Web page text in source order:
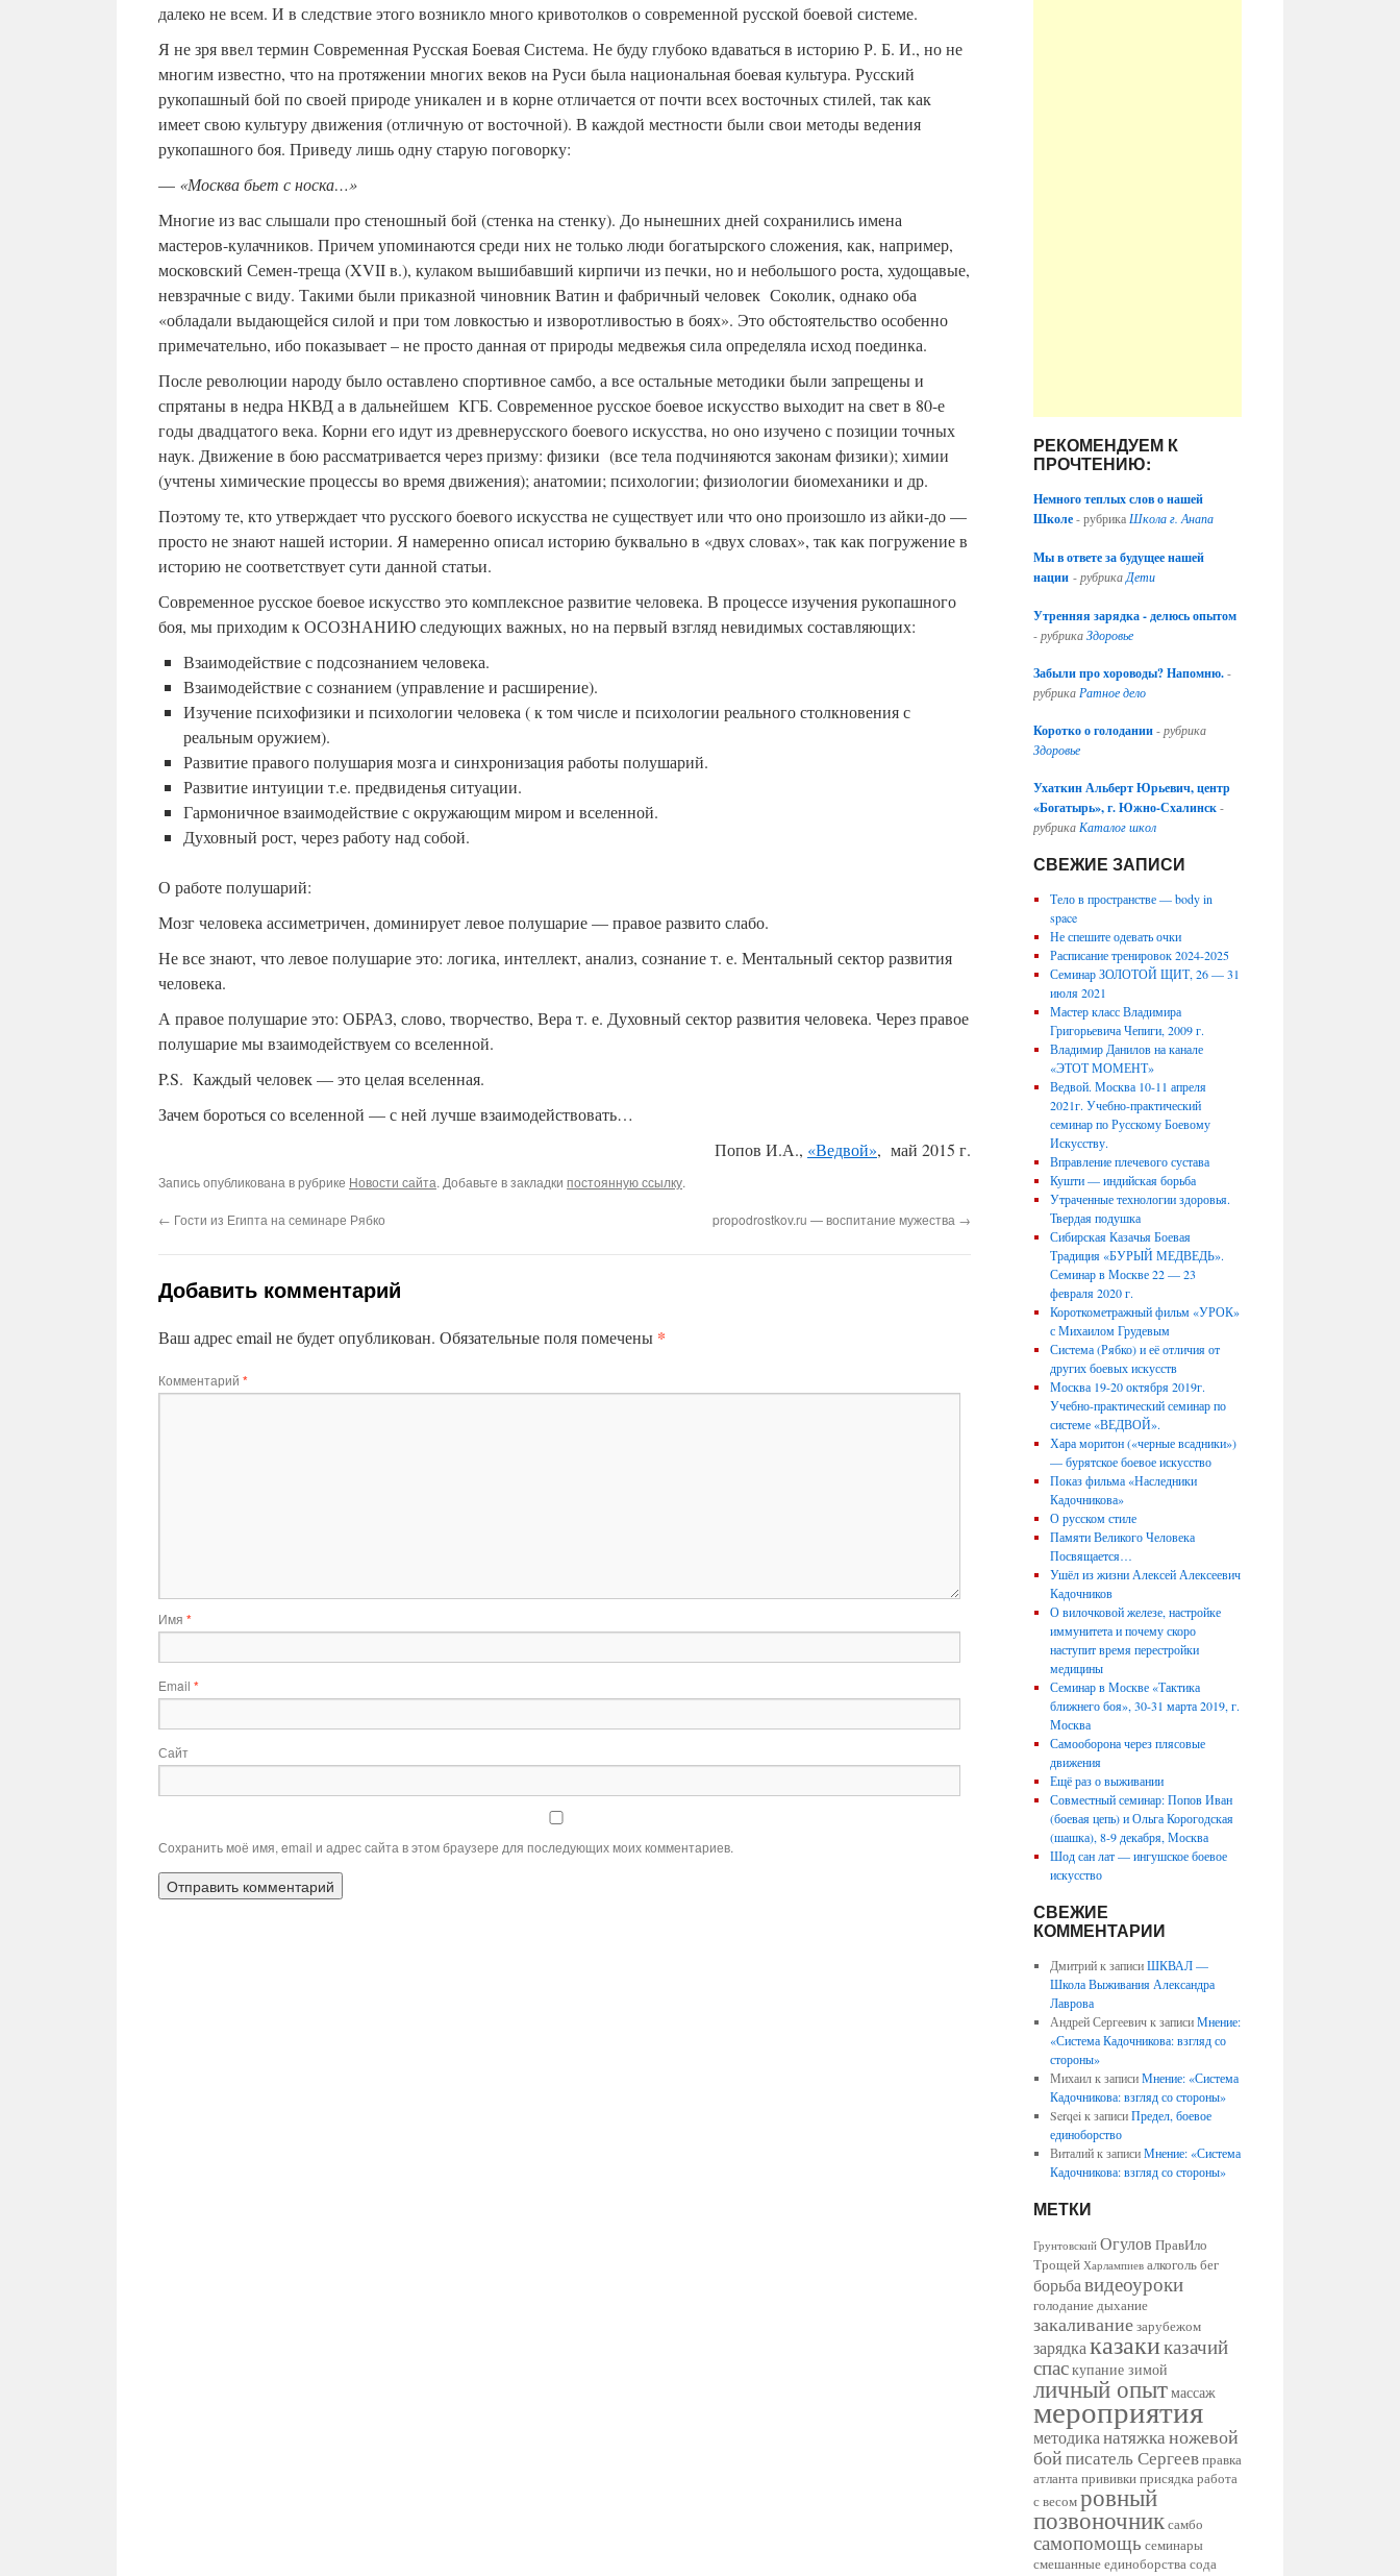
далеко не всем. И в следствие этого возникло много кривотолков о современной русской боевой системе.
Я не зря ввел термин Современная Русская Боевая Система. Не буду глубоко вдаваться в историю Р. Б. И., но не
многим известно, что на протяжении многих веков на Руси была национальная боевая культура. Русский
рукопашный бой по своей природе уникален и в корне отличается от почти всех восточных стилей, так как
имеет свою культуру движения (отличную от восточной). В каждой местности были свои методы ведения
рукопашного боя. Приведу лишь одну старую поговорку:
— «Москва бьет с носка…»
Многие из вас слышали про стеношный бой (стенка на стенку). До нынешних дней сохранились имена
мастеров-кулачников. Причем упоминаются среди них не только люди богатырского сложения, как, например,
московский Семен-треща (XVII в.), кулаком вышибавший кирпичи из печки, но и небольшого роста, худощавые,
невзрачные с виду. Такими были приказной чиновник Ватин и фабричный человек Соколик, однако оба
«обладали выдающейся силой и при том ловкостью и изворотливостью в боях». Это обстоятельство особенно
примечательно, ибо показывает – не просто данная от природы медвежья сила определяла исход поединка.
После революции народу было оставлено спортивное самбо, а все остальные методики были запрещены и
спрятаны в недра НКВД а в дальнейшем КГБ. Современное русское боевое искусство выходит на свет в 80-е
годы двадцатого века. Корни его идут из древнерусского боевого искусства, но оно изучено с позиции точных
наук. Движение в бою рассматривается через призму: физики (все тела подчиняются законам физики); химии
(учтены химические процессы во время движения); анатомии; психологии; физиологии биомеханики и др.
Поэтому те, кто утверждает что русского боевого искусства не существует или что оно произошло из айки-до —
просто не знают нашей истории. Я намеренно описал историю буквально в «двух словах», так как погружение в
историю не соответствует сути данной статьи.
Современное русское боевое искусство это комплексное развитие человека. В процессе изучения рукопашного
боя, мы приходим к ОСОЗНАНИЮ следующих важных, но на первый взгляд невидимых составляющих:
Взаимодействие с подсознанием человека.
Взаимодействие с сознанием (управление и расширение).
Изучение психофизики и психологии человека ( к том числе и психологии реального столкновения с
реальным оружием).
Развитие правого полушария мозга и синхронизация работы полушарий.
Развитие интуиции т.е. предвиденья ситуации.
Гармоничное взаимодействие с окружающим миром и вселенной.
Духовный рост, через работу над собой.
О работе полушарий:
Мозг человека ассиметричен, доминирует левое полушарие — правое развито слабо.
Не все знают, что левое полушарие это: логика, интеллект, анализ, сознание т. е. Ментальный сектор развития
человека.
А правое полушарие это: ОБРАЗ, слово, творчество, Вера т. е. Духовный сектор развития человека. Через правое
полушарие мы взаимодействуем со вселенной.
P.S. Каждый человек — это целая вселенная.
Зачем бороться со вселенной — с ней лучше взаимодействовать…
Попов И.А., «Ведвой», май 2015 г.
Запись опубликована в рубрике Новости сайта. Добавьте в закладки постоянную ссылку.
← Гости из Египта на семинаре Рябко propodrostkov.ru — воспитание мужества →
Добавить комментарий
Ваш адрес email не будет опубликован. Обязательные поля помечены *
Комментарий *
Имя *
Email *
Сайт
Сохранить моё имя, email и адрес сайта в этом браузере для последующих моих комментариев.
РЕКОМЕНДУЕМ К
ПРОЧТЕНИЮ:
Немного теплых слов о нашей
Школе- рубрика Школа г. Анапа
Мы в ответе за будущее нашей
нации -рубрикаДети
Утренняя зарядка - делюсь опытом
-рубрикаЗдоровье
Забыли про хороводы? Напомню.-
рубрика Ратное дело
Коротко о голодании-рубрика
Здоровье
Ухаткин Альберт Юрьевич, центр
«Богатырь», г. Южно-Схалинск-
рубрика Каталог школ
СВЕЖИЕ ЗАПИСИ
Тело в пространстве — body in
space
Не спешите одевать очки
Расписание тренировок 2024-2025
Семинар ЗОЛОТОЙ ЩИТ, 26 — 31
июля 2021
Мастер класс Владимира
Григорьевича Чепиги, 2009 г.
Владимир Данилов на канале
«ЭТОТ МОМЕНТ»
Ведвой. Москва 10-11 апреля
2021г. Учебно-практический
семинар по Русскому Боевому
Искусству.
Вправление плечевого сустава
Кушти — индийская борьба
Утраченные технологии здоровья.
Твердая подушка
Сибирская Казачья Боевая
Традиция «БУРЫЙ МЕДВЕДЬ».
Семинар в Москве 22 — 23
февраля 2020 г.
Короткометражный фильм «УРОК»
с Михаилом Грудевым
Система (Рябко) и её отличия от
других боевых искусств
Москва 19-20 октября 2019г.
Учебно-практический семинар по
системе «ВЕДВОЙ».
Хара моритон («черные всадники»)
— бурятское боевое искусство
Показ фильма «Наследники
Кадочникова»
О русском стиле
Памяти Великого Человека
Посвящается…
Ушёл из жизни Алексей Алексеевич
Кадочников
О вилочковой железе, настройке
иммунитета и почему скоро
наступит время перестройки
медицины
Семинар в Москве «Тактика
ближнего боя», 30-31 марта 2019, г.
Москва
Самооборона через плясовые
движения
Ещё раз о выживании
Совместный семинар: Попов Иван
(боевая цепь) и Ольга Корогодская
(шашка), 8-9 декабря, Москва
Шод сан лат — ингушское боевое
искусство
СВЕЖИЕ
КОММЕНТАРИИ
Дмитрийк записиШКВАЛ —
Школа Выживания Александра
Лаврова
Андрей Сергеевичк записиМнение:
«Система Кадочникова: взгляд со
стороны»
Михаилк записиМнение: «Система
Кадочникова: взгляд со стороны»
Serqei к записиПредел, боевое
единоборство
Виталийк записиМнение: «Система
Кадочникова: взгляд со стороны»
МЕТКИ
Грунтовский Огулов ПравИло
Трощей Харлампиев алкогольбег
борьбавидеоуроки
голоданиедыхание
закаливаниезарубежом
зарядкаказакиказачий
спаскупание зимой
личный опытмассаж
мероприятия
методиканатяжканожевой
бойписатель Сергеевправка
атлантапрививкиприсядкаработа
с весомровный
позвоночниксамбо
самопомощь семинары
смешанные единоборствасода